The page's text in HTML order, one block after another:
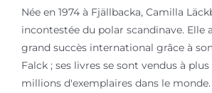
Née en 1974 à Fjällbacka, Camilla
incontestée du polar scandinave. Elle
grand succès international grâce à
Falck ; ses livres se sont vendus à
millions d'exemplaires dans le monde.